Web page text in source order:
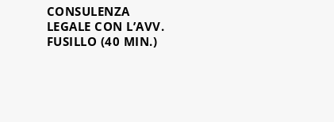
CONSULENZA
LEGALE CON L’AVV.
FUSILLO (40 MIN.)